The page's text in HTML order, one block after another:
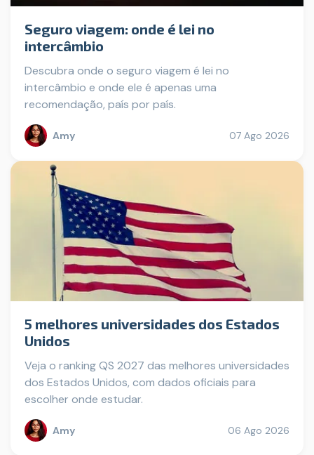
Seguro viagem: onde é lei no
intercâmbio
Descubra onde o seguro viagem é lei no
intercâmbio e onde ele é apenas uma
recomendação, país por país.
Amy 07 Ago 2026
5 melhores universidades dos Estados
Unidos
Veja o ranking QS 2027 das melhores universidades
dos Estados Unidos, com dados oficiais para
escolher onde estudar.
Amy 06 Ago 2026